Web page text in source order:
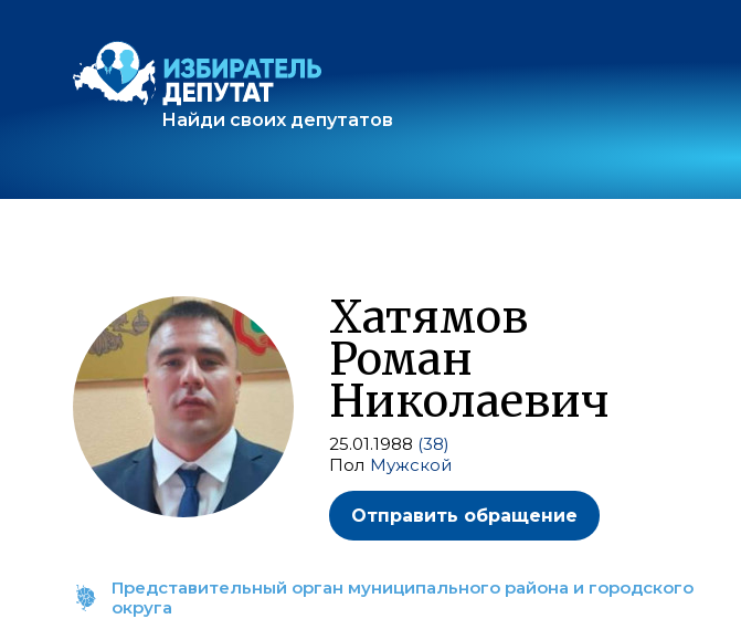
Найди своих депутатов
Хатямов
Роман
Николаевич
25.01.1988 (38)
Пол Мужской
Отправить обращение
Представительный орган муниципального района и городского
округа